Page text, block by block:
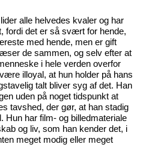
alle helvedes kvaler og har
fordi det er så svært for hende,
med hende, men er gift
de sammen, og selv efter at
i hele verden overfor
illoyal, at hun holder på hans
talt bliver syg af det. Han
uden på noget tidspunkt at
tavshed, der gør, at han stadig
Hun har film- og billedmateriale
og liv, som han kender det, i
meget modig eller meget